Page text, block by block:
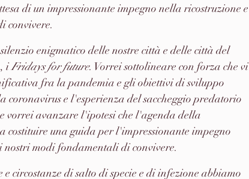
di un impressionante impegno nella ricostruzione e
convivere.
enigmatico delle nostre città e delle città del
i Fridays for future. Vorrei sottolineare con forza che vi
fra la pandemia e gli obiettivi di sviluppo
coronavirus e l'esperienza del saccheggio predatorio
vorrei avanzare l'ipotesi che l'agenda della
costituire una guida per l'impressionante impegno
modi fondamentali di convivere.
circostanze di salto di specie e di infezione abbiamo